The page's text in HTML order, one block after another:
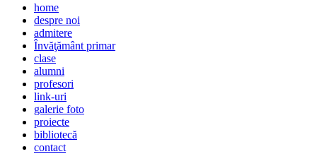
home
despre noi
admitere
Învăţământ primar
clase
alumni
profesori
link-uri
galerie foto
proiecte
bibliotecă
contact